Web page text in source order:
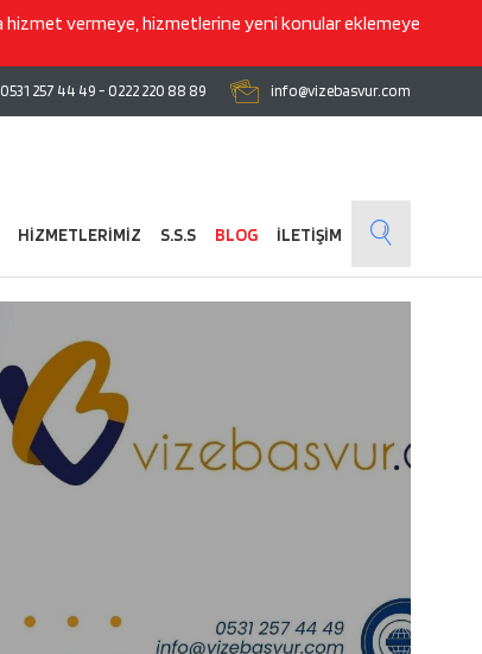
hizmet vermeye, hizmetlerine yeni konular eklemeye
info@vizebasvur.com
0531 257 44 49 - 0222 220 88 89
HİZMETLERİMİZ S.S.S BLOG İLETİŞİM